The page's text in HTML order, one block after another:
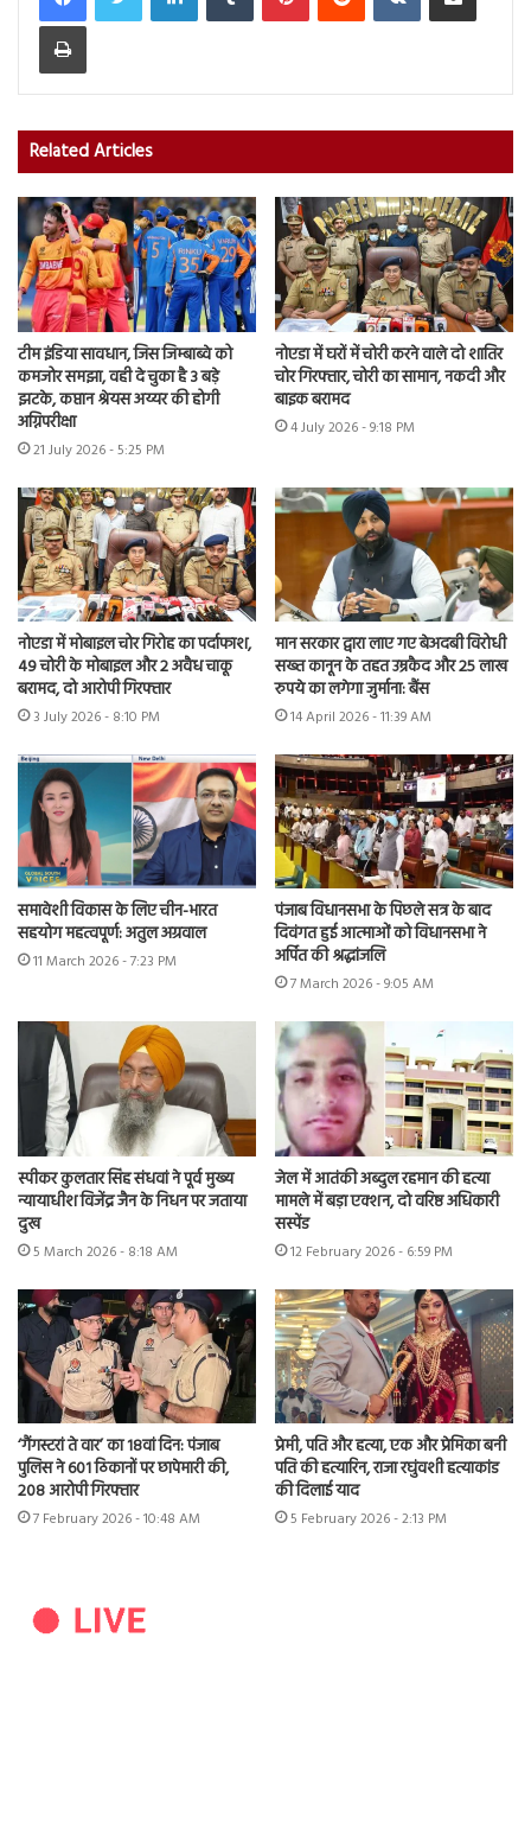
Print
Related Articles
टीम इंडिया सावधान, जिस जिम्बाब्वे को
कमजोर समझा, वही दे चुका है 3 बड़े
झटके, कप्तान श्रेयस अय्यर की होगी
अग्निपरीक्षा
21 July 2026 - 5:25 PM
नोएडा में घरों में चोरी करने वाले दो शातिर
चोर गिरफ्तार, चोरी का सामान, नकदी और
बाइक बरामद
4 July 2026 - 9:18 PM
नोएडा में मोबाइल चोर गिरोह का पर्दाफाश,
49 चोरी के मोबाइल और 2 अवैध चाकू
बरामद, दो आरोपी गिरफ्तार
3 July 2026 - 8:10 PM
मान सरकार द्वारा लाए गए बेअदबी विरोधी
सख्त कानून के तहत उम्रकैद और 25 लाख
रुपये का लगेगा जुर्माना: बैंस
14 April 2026 - 11:39 AM
समावेशी विकास के लिए चीन-भारत
सहयोग महत्वपूर्ण: अतुल अग्रवाल
11 March 2026 - 7:23 PM
पंजाब विधानसभा के पिछले सत्र के बाद
दिवंगत हुई आत्माओं को विधानसभा ने
अर्पित की श्रद्धांजलि
7 March 2026 - 9:05 AM
स्पीकर कुलतार सिंह संधवां ने पूर्व मुख्य
न्यायाधीश विजेंद्र जैन के निधन पर जताया
दुख
5 March 2026 - 8:18 AM
जेल में आतंकी अब्दुल रहमान की हत्या
मामले में बड़ा एक्शन, दो वरिष्ठ अधिकारी
सस्पेंड
12 February 2026 - 6:59 PM
‘गैंगस्टरां ते वार’ का 18वां दिन: पंजाब
पुलिस ने 601 ठिकानों पर छापेमारी की,
208 आरोपी गिरफ्तार
7 February 2026 - 10:48 AM
प्रेमी, पति और हत्या, एक और प्रेमिका बनी
पति की हत्यारिन, राजा रघुंवशी हत्याकांड
की दिलाई याद
5 February 2026 - 2:13 PM